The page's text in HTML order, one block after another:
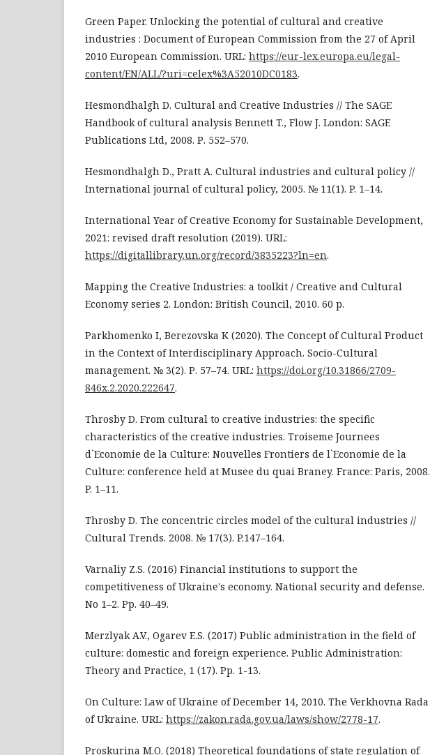
Green Paper. Unlocking the potential of cultural and creative
industries : Document of European Commission from the 27 of April
2010 European Commission. URL: https://eur-lex.europa.eu/legal-
content/EN/ALL/?uri=celex%3A52010DC0183.
Hesmondhalgh D. Cultural and Creative Industries // The SAGE
Handbook of cultural analysis Bennett T., Flow J. London: SAGE
Publications Ltd, 2008. Р. 552–570.
Hesmondhalgh D., Pratt A. Cultural industries and cultural policy //
International journal of cultural policy, 2005. № 11(1). P. 1–14.
International Year of Creative Economy for Sustainable Development,
2021: revised draft resolution (2019). URL:
https://digitallibrary.un.org/record/3835223?ln=en.
Mapping the Creative Industries: a toolkit / Creative and Cultural
Economy series 2. London: British Council, 2010. 60 p.
Parkhomenko I, Berezovska K (2020). The Concept of Cultural Product
in the Context of Interdisciplinary Approach. Socio-Cultural
management. № 3(2). Р. 57–74. URL: https://doi.org/10.31866/2709-
846x.2.2020.222647.
Throsby D. From cultural to creative industries: the specific
characteristics of the creative industries. Troiseme Journees
d`Economie de la Culture: Nouvelles Frontiers de l`Economie de la
Culture: conference held at Musee du quai Braney. France: Paris, 2008.
P. 1–11.
Throsby D. The concentric circles model of the cultural industries //
Cultural Trends. 2008. № 17(3). P.147–164.
Varnaliy Z.S. (2016) Financial institutions to support the
competitiveness of Ukraine's economy. National security and defense.
No 1–2. Pp. 40–49.
Merzlyak A.V., Ogarev E.S. (2017) Public administration in the field of
culture: domestic and foreign experience. Public Administration:
Theory and Practice, 1 (17). Pp. 1-13.
On Culture: Law of Ukraine of December 14, 2010. The Verkhovna Rada
of Ukraine. URL: https://zakon.rada.gov.ua/laws/show/2778-17.
Proskurina M.O. (2018) Theoretical foundations of state regulation of